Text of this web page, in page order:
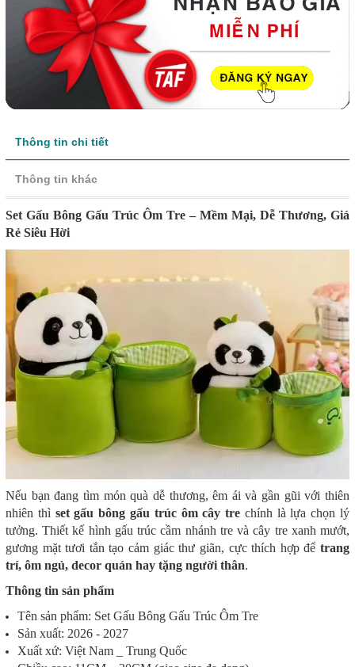
Thông tin chi tiết
Thông tin khác
Set Gấu Bông Gấu Trúc Ôm Tre – Mềm Mại, Dễ Thương, Giá
Rẻ Siêu Hời
Nếu bạn đang tìm món quà dễ thương, êm ái và gần gũi với thiên
nhiên thì set gấu bông gấu trúc ôm cây tre chính là lựa chọn lý
tưởng. Thiết kế hình gấu trúc cầm nhánh tre và cây tre xanh mướt,
gương mặt tươi tắn tạo cảm giác thư giãn, cực thích hợp để trang
trí, ôm ngủ, decor quán hay tặng người thân.
Thông tin sản phẩm
Tên sản phẩm: Set Gấu Bông Gấu Trúc Ôm Tre
Sản xuất: 2026 - 2027
Xuất xứ: Việt Nam _ Trung Quốc